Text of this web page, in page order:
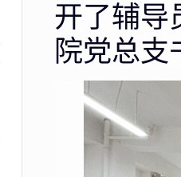
开了辅导
院党总